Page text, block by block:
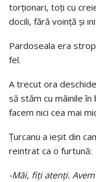
torţionari, toţi cu
docili, fără voinţă şi
Pardoseala era
fel.
A trecut ora
să stăm cu mâinile
facem nici cea mai
Țurcanu a ieşit din
reintrat ca o furtună:
-Măi, fiţi atenţi.